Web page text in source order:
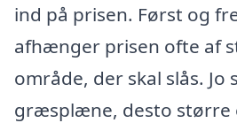
ind på prisen. Først og
afhænger prisen ofte af
område, der skal slås. Jo
græsplæne, desto større